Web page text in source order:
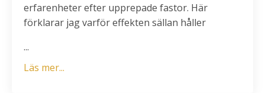
erfarenheter efter upprepade fastor. Här
förklarar jag varför effekten sällan håller
...
Läs mer...